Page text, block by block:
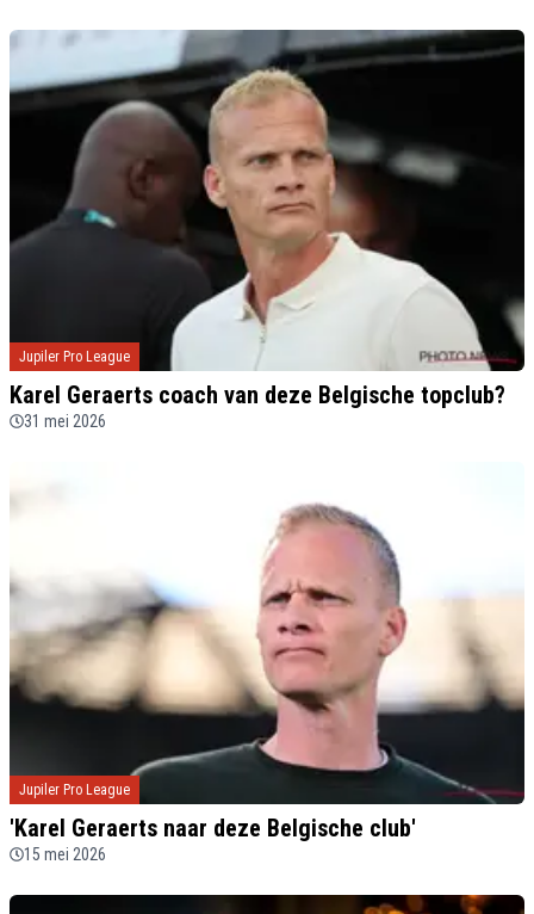
Jupiler Pro League
Karel Geraerts coach van deze Belgische topclub?
31 mei 2026
Jupiler Pro League
'Karel Geraerts naar deze Belgische club'
15 mei 2026